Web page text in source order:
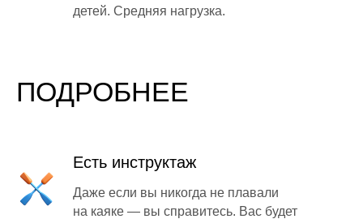
детей. Средняя нагрузка.
ПОДРОБНЕЕ
Есть инструктаж
Даже если вы никогда не плавали
на каяке — вы справитесь. Вас будет